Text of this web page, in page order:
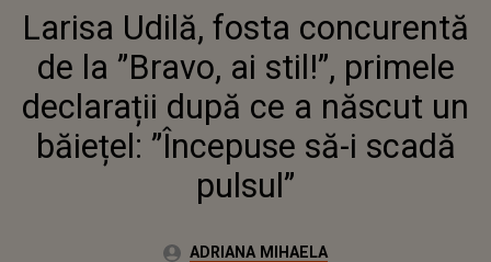
CONCURENTĂ DE LA ”BRAVO, AI
STIL!”, PRIMELE DECLARAȚII
DUPĂ CE A NĂSCUT UN
BĂIEȚEL: ”ÎNCEPUSE SĂ-I
SCADĂ PULSUL”
Larisa Udilă, fosta concurentă
de la ”Bravo, ai stil!”, primele
declarații după ce a născut un
băiețel: ”Începuse să-i scadă
pulsul”
Autor:ADRIANA MIHAELA